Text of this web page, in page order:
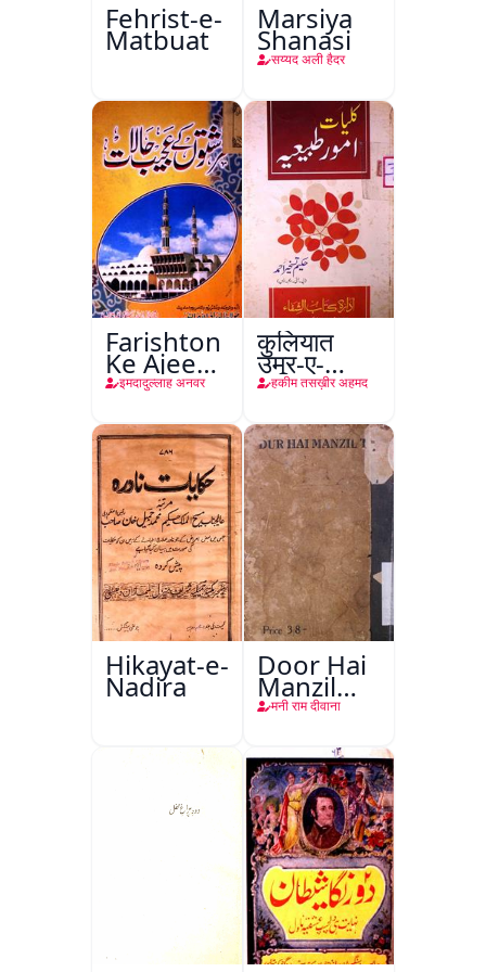
Fehrist-e-
Matbuat
Marsiya
Shanasi
सय्यद अली हैदर
Farishton
Ke Ajeeb
Halat
इमदादुल्लाह अनवर
कुलियात
उमूर-ए-
तबीइया
हकीम तसख़ीर अहमद
Hikayat-e-
Nadira
Door Hai
Manzil
Teri
मनी राम दीवाना